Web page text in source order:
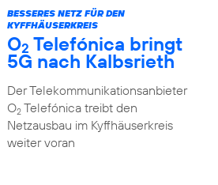
BESSERES NETZ FÜR DEN
KYFFHÄUSERKREIS
O2 Telefónica bringt
5G nach Kalbsrieth
Der Telekommunikationsanbieter
O2Telefónica treibt den
Netzausbau im Kyffhäuserkreis
weiter voran